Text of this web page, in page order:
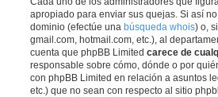
apropiado para enviar sus quejas. Si así
dominio (efectúe una búsqueda whois) o,
gmail.com, hotmail.com, etc.), al
cuenta que phpBB Limited carece de
responsable sobre cómo, dónde o por
con phpBB Limited en relación a asuntos
etc.) que no sean con respecto al sitio